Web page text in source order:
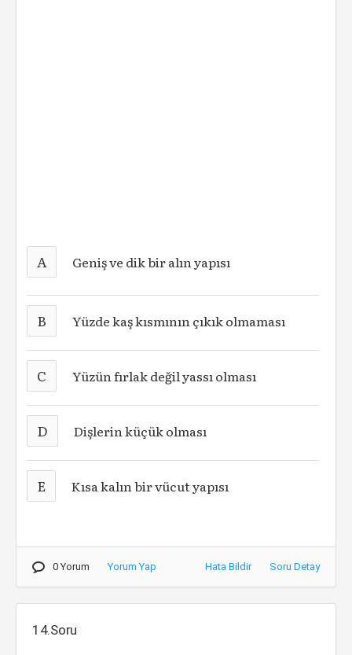
A Geniş ve dik bir alın yapısı
B Yüzde kaş kısmının çıkık olmaması
C Yüzün fırlak değil yassı olması
D Dişlerin küçük olması
E Kısa kalın bir vücut yapısı
0 Yorum Yorum Yap Hata Bildir Soru Detay
14.Soru